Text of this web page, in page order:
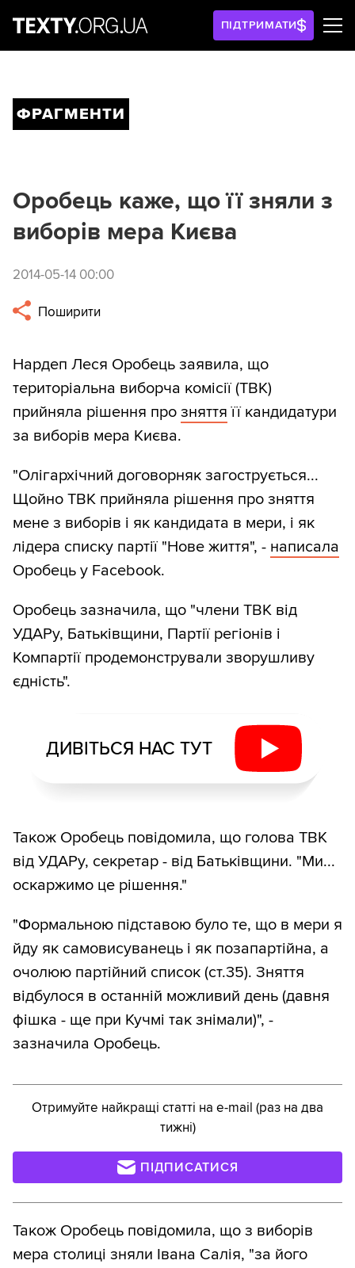
ПІДТРИМАТИ
ФРАГМЕНТИ
Оробець каже, що її зняли з
виборів мера Києва
2014-05-14 00:00
Поширити
Нардеп Леся Оробець заявила, що
територіальна виборча комісії (ТВК)
прийняла рішення про зняття її кандидатури
за виборів мера Києва.
"Олігархічний договорняк загострується...
Щойно ТВК прийняла рішення про зняття
мене з виборів і як кандидата в мери, і як
лідера списку партії "Нове життя", - написала
Оробець у Facebook.
Оробець зазначила, що "члени ТВК від
УДАРу, Батьківщини, Партії регіонів і
Компартії продемонстрували зворушливу
єдність".
ДИВІТЬСЯ НАС ТУТ
Також Оробець повідомила, що голова ТВК
від УДАРу, секретар - від Батьківщини. "Ми...
оскаржимо це рішення."
"Формальною підставою було те, що в мери я
йду як самовисуванець і як позапартійна, а
очолюю партійний список (ст.35). Зняття
відбулося в останній можливий день (давня
фішка - ще при Кучмі так знімали)", -
зазначила Оробець.
Отримуйте найкращі статті на e-mail (раз на два
тижні)
ПІДПИСАТИСЯ
Також Оробець повідомила, що з виборів
мера столиці зняли Івана Салія, "за його